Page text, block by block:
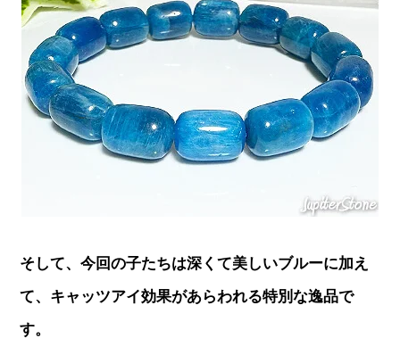
そして、今回の子たちは深くて美しいブルーに加え
て、キャッツアイ効果があらわれる特別な逸品で
す。